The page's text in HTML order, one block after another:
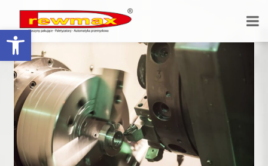
Відкрити Панель інструментів